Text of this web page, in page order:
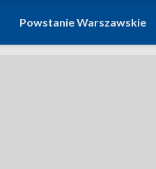
Powstanie Warszawskie